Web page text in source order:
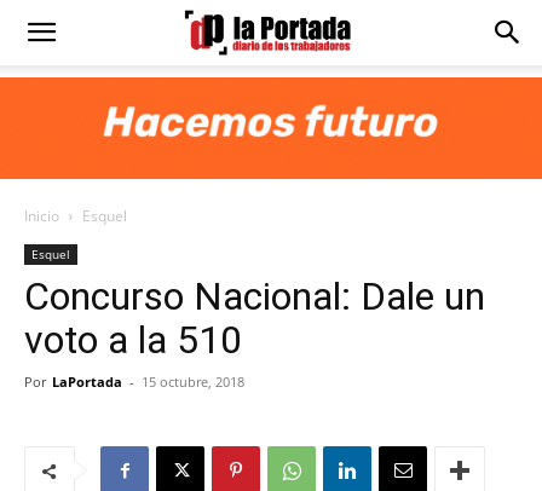
Diario
Portada
Inicio Esquel
Esquel
Concurso Nacional: Dale un
voto a la 510
Por LaPortada - 15 octubre, 2018